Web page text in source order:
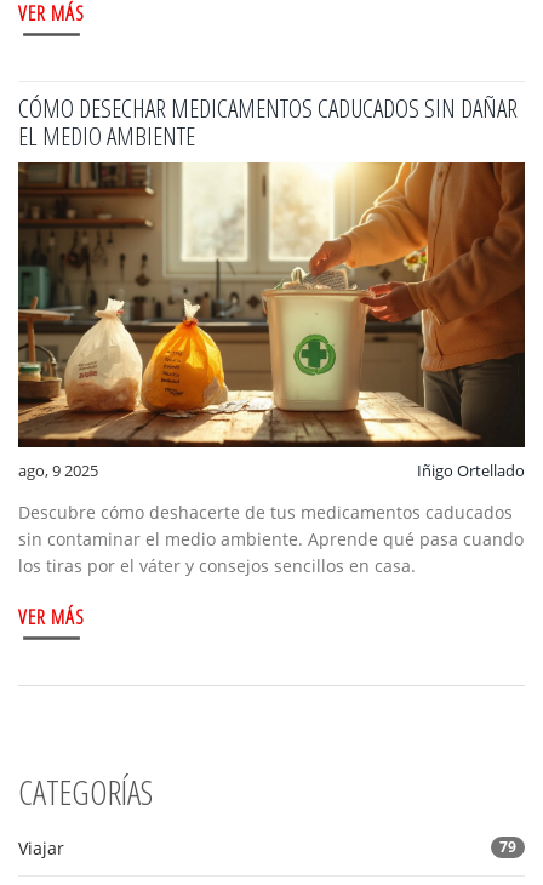
VER MÁS
CÓMO DESECHAR MEDICAMENTOS CADUCADOS SIN DAÑAR
EL MEDIO AMBIENTE
ago, 9 2025 Iñigo Ortellado
Descubre cómo deshacerte de tus medicamentos caducados
sin contaminar el medio ambiente. Aprende qué pasa cuando
los tiras por el váter y consejos sencillos en casa.
VER MÁS
CATEGORÍAS
Viajar 79